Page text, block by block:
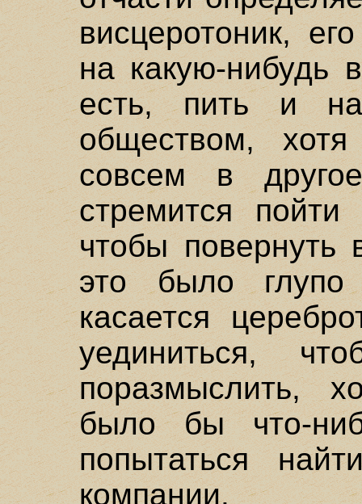
висцеротоник,
на какую-нибудь
есть, пить и
обществом,
совсем в
стремится пойти
чтобы повернуть
это было
касается
уединиться,
поразмыслить,
было бы что-
попытаться
компании.